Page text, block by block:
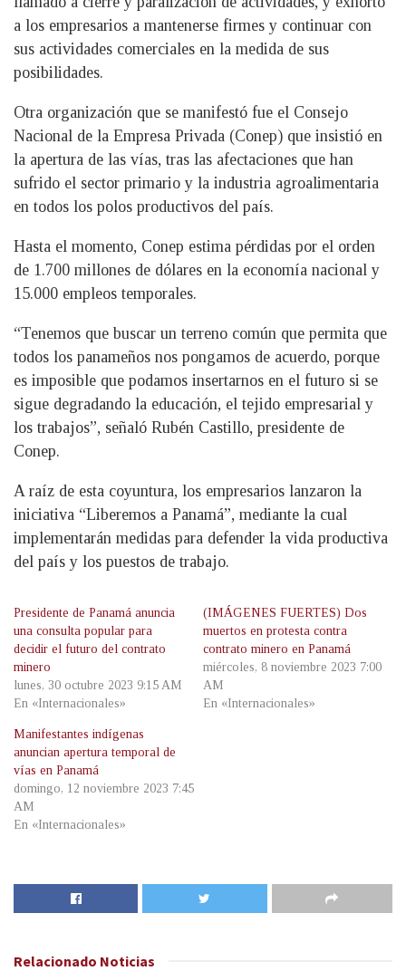
a los empresarios a mantenerse firmes y continuar con
sus actividades comerciales en la medida de sus
posibilidades.
Otra organización que se manifestó fue el Consejo
Nacional de la Empresa Privada (Conep) que insistió en
la apertura de las vías, tras las afectaciones que han
sufrido el sector primario y la industria agroalimentaria
en todos los polos productivos del país.
Hasta el momento, Conep estima pérdidas por el orden
de 1.700 millones de dólares en la economía nacional y
15.000 empleos temporales.
“Tenemos que buscar un terreno común que permita que
todos los panameños nos pongamos de acuerdo, porque
es imposible que podamos insertarnos en el futuro si se
sigue degradando la educación, el tejido empresarial y
los trabajos”, señaló Rubén Castillo, presidente de
Conep.
A raíz de esta coyuntura, los empresarios lanzaron la
iniciativa “Liberemos a Panamá”, mediante la cual
implementarán medidas para defender la vida productiva
del país y los puestos de trabajo.
Presidente de Panamá anuncia
una consulta popular para
decidir el futuro del contrato
minero
lunes, 30 octubre 2023 9:15 AM
En «Internacionales»
(IMÁGENES FUERTES) Dos
muertos en protesta contra
contrato minero en Panamá
miércoles, 8 noviembre 2023 7:00
AM
En «Internacionales»
Manifestantes indígenas
anuncian apertura temporal de
vías en Panamá
domingo, 12 noviembre 2023 7:45
AM
En «Internacionales»
Relacionado Noticias